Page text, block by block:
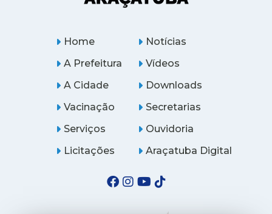
Home
A Prefeitura
A Cidade
Notícias
Vídeos
Downloads
Vacinação
Serviços
Licitações
Secretarias
Ouvidoria
Araçatuba Digital